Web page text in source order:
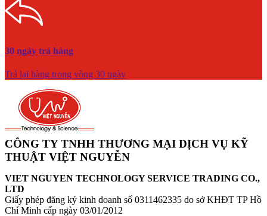
30 ngày trả hàng
Trả lại hàng trong vòng 30 ngày
CÔNG TY TNHH THƯƠNG MẠI DỊCH VỤ KỸ
THUẬT VIỆT NGUYỄN
VIET NGUYEN TECHNOLOGY SERVICE TRADING CO.,
LTD
Giấy phép đăng ký kinh doanh số 0311462335 do sở KHĐT TP Hồ
Chí Minh cấp ngày 03/01/2012